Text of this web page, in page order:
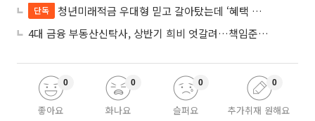
단독
청년미래적금 우대형 믿고 갈아탔는데 ‘혜택 반토막’…심사 오류에 가입자 혼선
4대 금융 부동산신탁사, 상반기 희비 엇갈려…책임준공 손실 반영 시점이 갈랐다
좋아요
0
화나요
0
슬퍼요
0
추가취재 원해요
0